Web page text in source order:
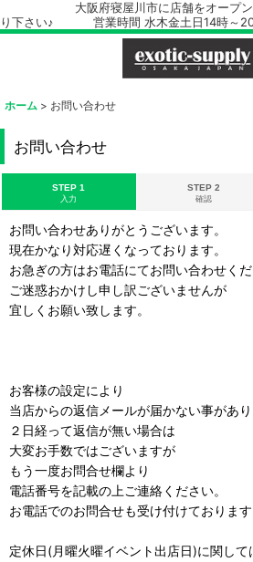
大阪府寝屋川市に店舗をオープン致
り下さい♪ 営業時間 水木金土日14時～
ホーム > お問い合わせ
お問い合わせ
STEP 1
入力
STEP 2
確認
お問い合わせありがとうございます。
現在かなり対応遅くなっております。
お急ぎの方はお電話にてお問い合わせくだ
ご迷惑おかけし申し訳ございませんが
宜しくお願い致します。
お客様の設定により
当店からの返信メールが届かない事があり
２日経って返信が無い場合は
大変お手数ではございますが
もう一度お問合せ欄より
電話番号を記載の上ご連絡ください。
お電話でのお問合せも受け付けております
定休日(月曜火曜イベント出店日)に関して